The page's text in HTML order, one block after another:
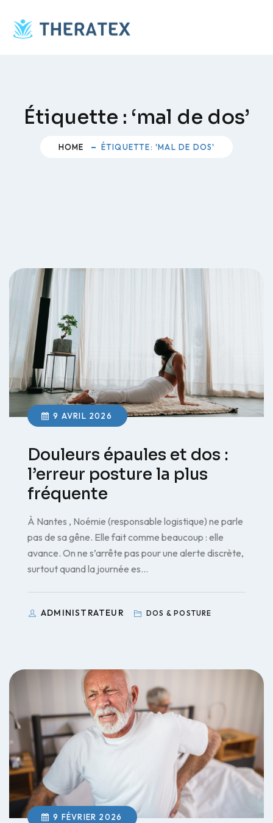
content
Étiquette : ‘mal de dos’
HOME ÉTIQUETTE: 'MAL DE DOS'
9 AVRIL 2026
Douleurs épaules et dos :
l’erreur posture la plus
fréquente
À Nantes , Noémie (responsable logistique) ne parle
pas de sa gêne. Elle fait comme beaucoup : elle
avance. On ne s’arrête pas pour une alerte discrète,
surtout quand la journée es…
ADMINISTRATEUR DOS & POSTURE
9 FÉVRIER 2026